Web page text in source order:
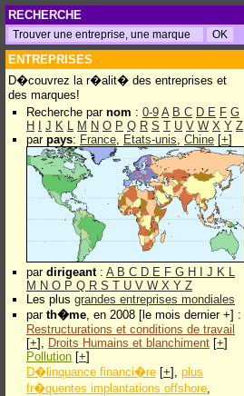
RECHERCHE
ENTREPRISES
D�couvrez la r�alit� des entreprises et
des marques!
Recherche par nom : 0-9 A B C D E F G
H
J K L M N O P Q R S T U V W X Y Z
par pays: France, Etats-unis, Chine [+]
par dirigeant: A B C D E F G H J K L
M N O P Q R S T U V W X Y Z
Les plus grandes entreprises mondiales
par th�me, en 2008 [le mois dernier +] :
Restructurations et conditions de travail
[+], Droits Humains et blanchiment [+]
Pollution [+]
D�linquance financi�re [+], plus
fr�quentes implantations offshore,